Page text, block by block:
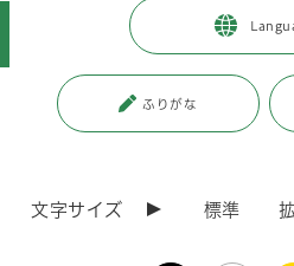
ふりがな
文字サイズ 標準
北区 区政情報 > 地
宮原公民館の施設案内
更新日付：